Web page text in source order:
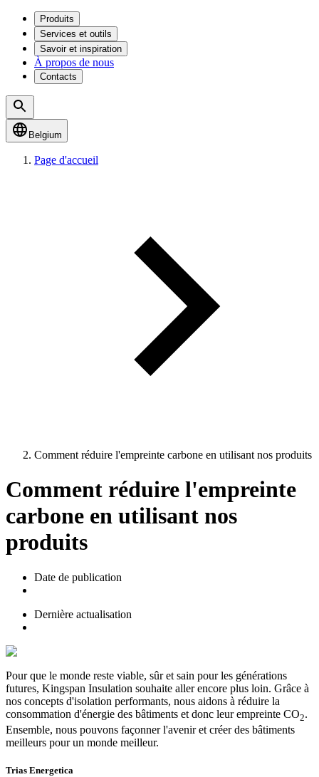
Produits
Services et outils
Savoir et inspiration
À propos de nous
Contacts
Belgium
Page d'accueil
Comment réduire l'empreinte carbone en utilisant nos produits
Comment réduire l'empreinte
carbone en utilisant nos
produits
Date de publication
Dernière actualisation
Pour que le monde reste viable, sûr et sain pour les générations
futures, Kingspan Insulation souhaite aller encore plus loin. Grâce à
nos concepts d'isolation performants, nous aidons à réduire la
consommation d'énergie des bâtiments et donc leur empreinte CO2.
Ensemble, nous pouvons façonner l'avenir et créer des bâtiments
meilleurs pour un monde meilleur.
Trias Energetica